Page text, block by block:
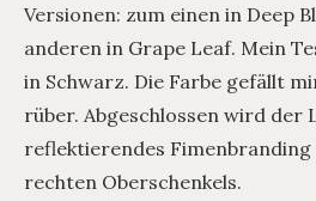
Versionen: zum einen in Deep
anderen in Grape Leaf. Mein
in Schwarz. Die Farbe gefällt
rüber. Abgeschlossen wird der
reflektierendes Fimenbranding
rechten Oberschenkels.